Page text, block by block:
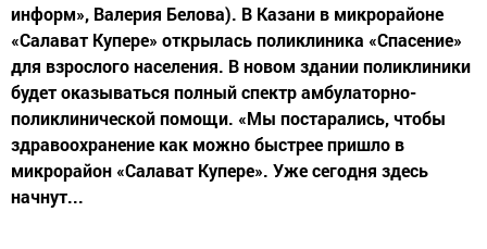
информ», Валерия Белова). В Казани в микрорайоне
«Салават Купере» открылась поликлиника «Спасение»
для взрослого населения. В новом здании поликлиники
будет оказываться полный спектр амбулаторно-
поликлинической помощи. «Мы постарались, чтобы
здравоохранение как можно быстрее пришло в
микрорайон «Салават Купере». Уже сегодня здесь
начнут...